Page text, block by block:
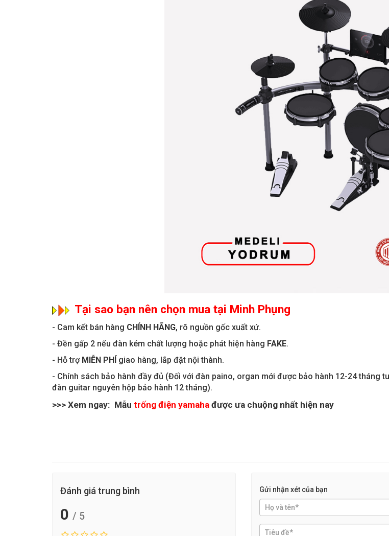
Tại sao bạn nên chọn mua tại Minh Phụng
- Cam kết bán hàng CHÍNH HÃNG, rõ nguồn gốc xuất xứ.
- Đền gấp 2 nếu đàn kém chất lượng hoặc phát hiện hàng FAKE.
- Hỗ trợ MIỄN PHÍ giao hàng, lắp đặt nội thành.
- Chính sách bảo hành đầy đủ (Đối với đàn paino, organ mới được bảo hành 12-24 tháng
đàn guitar nguyên hộp bảo hành 12 tháng).
>>> Xem ngay: Mẫu trống điện yamaha được ưa chuộng nhất hiện nay
Đánh giá trung bình
0 / 5
Gửi nhận xét của bạn